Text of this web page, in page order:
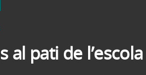
al pati de l’escola